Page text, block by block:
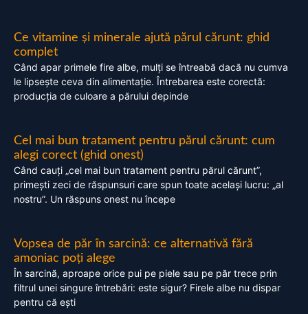
Ce vitamine și minerale ajută părul cărunt: ghid
complet
Când apar primele fire albe, mulți se întreabă dacă nu cumva
le lipsește ceva din alimentație. Întrebarea este corectă:
producția de culoare a părului depinde
Cel mai bun tratament pentru părul cărunt: cum
alegi corect (ghid onest)
Când cauți „cel mai bun tratament pentru părul cărunt”,
primești zeci de răspunsuri care spun toate același lucru: „al
nostru”. Un răspuns onest nu începe
Vopsea de păr în sarcină: ce alternativă fără
amoniac poți alege
În sarcină, aproape orice pui pe piele sau pe păr trece prin
filtrul unei singure întrebări: este sigur? Firele albe nu dispar
pentru că ești